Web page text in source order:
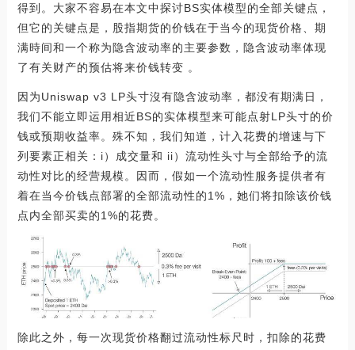
得到。大家不容易在本文中探讨BS实体模型的全部关键点，
但它的关键点是，股指期货的价钱在于当今的现货价格、期
满時间和一个称为隐含波动率的主要参数，隐含波动率体现
了有关财产的预估将来价钱转变 。
因为Uniswap v3 LP头寸沒有隐含波动率，都没有期满日，
我们不能立即运用相近BS的实体模型来可能点射LP头寸的价
钱或预期收益率。殊不知，我们知道，计入花费的增速与下
列要素正相关：i）成交量和 ii）流动性头寸与全部给予的流
动性对比的经营规模。因而，假如一个流动性服务提供者有
着在当今价钱点部署的全部流动性的1%，她们将扣除该价钱
点内全部买卖的1%的花费。
除此之外，每一次现货价格翻过流动性标尺时，扣除的花费